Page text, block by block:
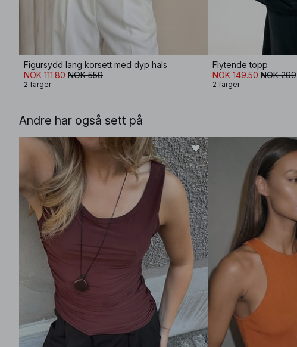
Figursydd lang korsett med dyp hals
NOK 111.80 NOK 559
2 farger
Flytende topp
NOK 149.50 NOK 299
2 farger
Andre har også sett på